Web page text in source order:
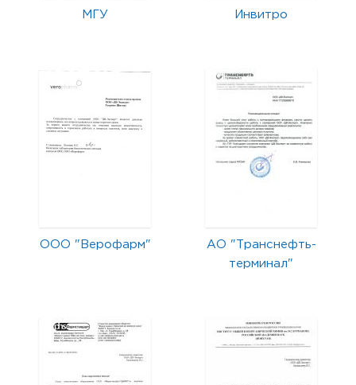
МГУ Инвитро
ООО "Верофарм"
АО "Транснефть-
терминал"